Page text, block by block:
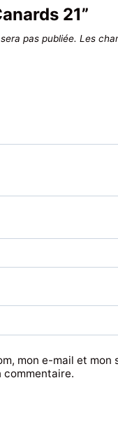
21”
pas publiée. Les
mon e-mail et
commentaire.